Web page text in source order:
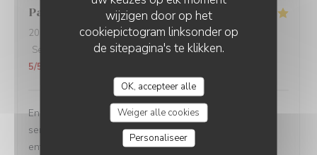
wijzigen door op het
cookiepictogram linksonder op
de sitepagina's te klikken.
OK, accepteer alle
Weiger alle cookies
Personaliseer
Paola
2023-04-16- 12:15 - Gasten 6
Service
Atmosfeer:5/5 Keuken 5/5 Kwaliteit / Prijs
5/5
Encore une fois, un super moment en famille! Notre
serveur (cheveux bouclés) est toujours attentifs aux
enfants et donnent de supers conseils sur les plats du